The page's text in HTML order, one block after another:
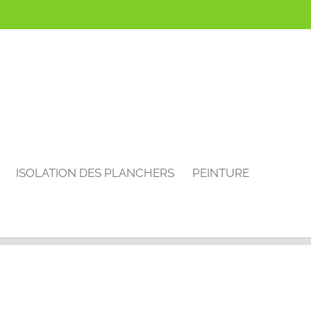
ISOLATION DES PLANCHERS PEINTURE